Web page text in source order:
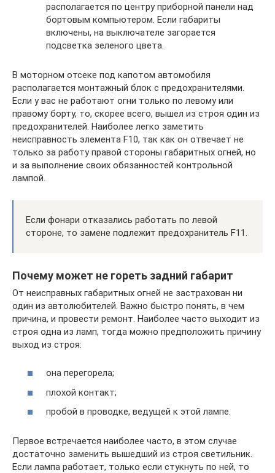
располагается по центру приборной панели над
бортовым компьютером. Если габариты
включены, на выключателе загорается
подсветка зеленого цвета.
В моторном отсеке под капотом автомобиля
располагается монтажный блок с предохранителями.
Если у вас не работают огни только по левому или
правому борту, то, скорее всего, вышел из строя один из
предохранителей. Наиболее легко заметить
неисправность элемента F10, так как он отвечает не
только за работу правой стороны габаритных огней, но
и за выполнение своих обязанностей контрольной
лампой.
Если фонари отказались работать по левой
стороне, то замене подлежит предохранитель F11.
Почему может не гореть задний габарит
От неисправных габаритных огней не застрахован ни
один из автолюбителей. Важно быстро понять, в чем
причина, и провести ремонт. Наиболее часто выходит из
строя одна из ламп, тогда можно предположить причину
выход из строя:
она перегорела;
плохой контакт;
пробой в проводке, ведущей к этой лампе.
Первое встречается наиболее часто, в этом случае
достаточно заменить вышедший из строя светильник.
Если лампа работает, только если стукнуть по ней, то